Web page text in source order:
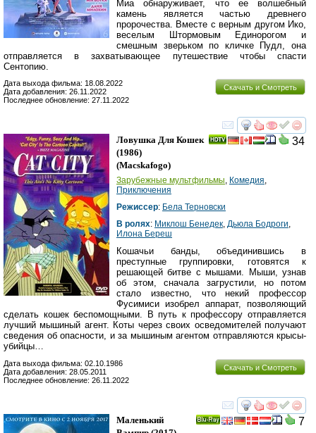
Миа обнаруживает, что ее волшебный
камень является частью древнего
пророчества. Вместе с верным другом Ико,
веселым Штормовым Единорогом и
смешным зверьком по кличке Пудл, она
отправляется в захватывающее путешествие чтобы спасти
Сентопию.
Скачать и Смотреть
Дата выхода фильма: 18.08.2022
Дата добавления: 26.11.2022
Последнее обновление: 27.11.2022
смотреть
34
Ловушка Для Кошек
(1986)
(Macskafogo)
Зарубежные мультфильмы, Комедия,
Приключения
Режиссер: Бела Терновски
В ролях: Миклош Бенедек, Дьюла Бодроги,
Илона Береш
Кошачьи банды, объединившись в
преступные группировки, готовятся к
решающей битве с мышами. Мыши, узнав
об этом, сначала загрустили, но потом
стало известно, что некий профессор
Фусимиси изобрел аппарат, позволяющий
сделать кошек беспомощными. В путь к профессору отправляется
лучший мышиный агент. Коты через своих осведомителей получают
сведения об опасности, и за мышиным агентом отправляются крысы-
убийцы…
Скачать и Смотреть
Дата выхода фильма: 02.10.1986
Дата добавления: 28.05.2011
Последнее обновление: 26.11.2022
смотреть
7
Маленький